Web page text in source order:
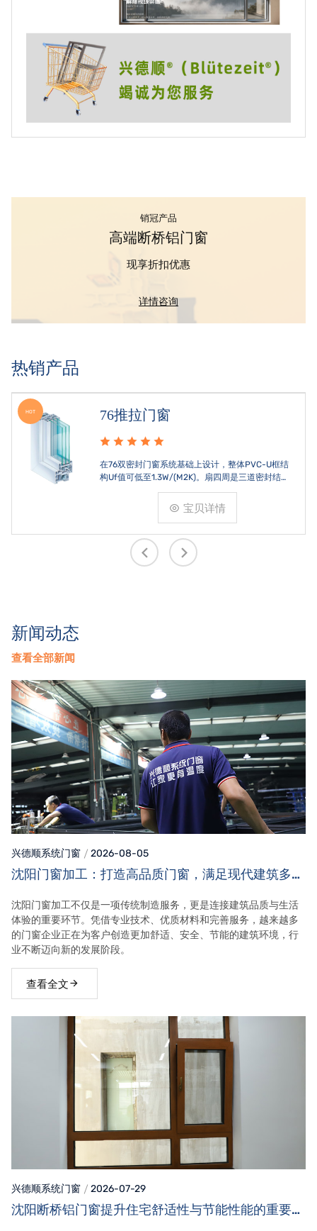
销冠产品
高端断桥铝门窗
现享折扣优惠
详情咨询
热销产品
HOT 70平开窗
符合德国RAL标准(可视面壁厚2.8m)，具有高焊角
强度和抗冲击性，特殊的腔体设计可分别满足隔热
和刚性的要求。
宝贝详情
新闻动态
查看全部新闻
兴德顺系统门窗 2026-08-05
沈阳门窗加工：打造高品质门窗，满足现代建筑多元
沈阳门窗加工不仅是一项传统制造服务，更是连接建筑品质与生活
体验的重要环节。凭借专业技术、优质材料和完善服务，越来越多
的门窗企业正在为客户创造更加舒适、安全、节能的建筑环境，行
业不断迈向新的发展阶段。
查看全文
兴德顺系统门窗 2026-07-29
沈阳断桥铝门窗提升住宅舒适性与节能性能的重要选